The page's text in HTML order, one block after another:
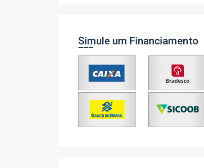
Simule um Financiamento